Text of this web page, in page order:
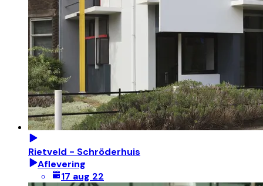
Rietveld - Schröderhuis
Aflevering
17 aug 22